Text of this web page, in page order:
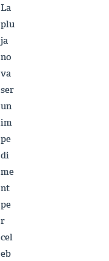
La
plu
ja
no
va
ser
un
im
pe
di
me
nt
pe
r
cel
eb